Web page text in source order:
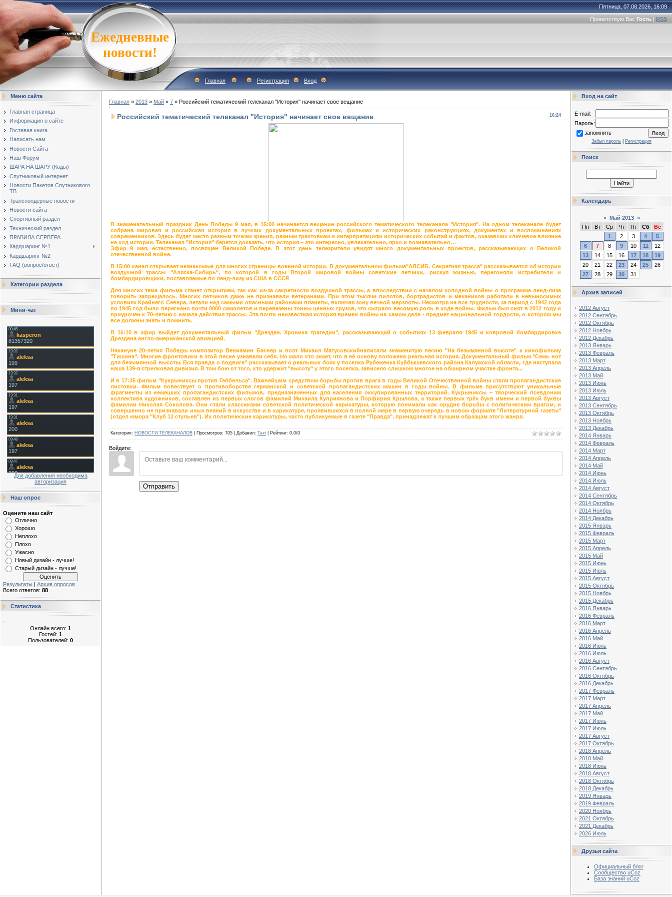
Ежедневные
новости!
Пятница, 07.08.2026, 16:09
Приветствую Вас Гость | RSS
Главная Регистрация Вход
Меню сайта
Главная страница
Информация о сайте
Гостевая книга
Написать нам.
Новости Сайта
Наш Форум
ШАРА НА ШАРУ (Коды)
Спутниковый интернет
Новости Пакетов Спутникового
ТВ
Транспондерные новости
Новости сайта
Спортивный раздел
Технический раздел.
ПРАВИЛА СЕРВЕРА
Кардшаринг №1
Кардшаринг №2
FAQ (вопрос/ответ)
Категории раздела
Мини-чат
Для добавления необходима
авторизация
Наш опрос
Оцените наш сайт
Отлично
Хорошо
Неплохо
Плохо
Ужасно
Новый дизайн - лучше!
Старый дизайн - лучше!
Результаты | Архив опросов
Всего ответов: 88
Статистика
Онлайн всего: 1
Гостей: 1
Пользователей: 0
Главная » 2013 » Май » 7 » Российский тематический телеканал "История" начинает свое вещание
16:24
Российский тематический телеканал "История" начинает свое вещание
В знаменательный праздник День Победы 9 мая, в 15:00 начинается вещание российского тематического телеканала "История". На одном телеканале будет
собрана мировая и российская история в лучших документальных проектах, фильмах и исторических реконструкциях, документах и воспоминаниях
современников. Здесь будет место разным точкам зрения, разным трактовкам и интерпретациям исторических событий и фактов, оказавших ключевое влияние
на ход истории. Телеканал "История" берется доказать, что история – это интересно, увлекательно, ярко и познавательно…
Эфир 9 мая, естественно, посвящен Великой Победе. В этот день телезрители увидят много документальных проектов, рассказывающих о Великой
отечественной войне.
В 15:00 канал открывает незнакомые для многих страницы военной истории. В документальном фильме"АЛСИБ. Секретная трасса" рассказывается об истории
воздушной трассы "Аляска-Сибирь", по которой в годы Второй мировой войны советские летчики, рискуя жизнью, перегоняли истребители и
бомбардировщики, поставляемые по ленд-лизу из США в СССР.
Для многих тема фильма станет открытием, так как из-за секретности воздушной трассы, а впоследствии с началом холодной войны о программе ленд-лиза
говорить запрещалось. Многих летчиков даже не признавали ветеранами. При этом тысячи пилотов, бортрадистов и механиков работали в невыносимых
условиях Крайнего Севера, летали над самыми опасными районами планеты, включая зону вечной мерзлоты. Несмотря на все трудности, за период с 1942 года
по 1945 год было перегнано почти 8000 самолетов и перевезены тонны ценных грузов, что сыграло весомую роль в ходе войны. Фильм был снят в 2012 году и
приурочен к 70-летию с начала действия трассы. Эта почти неизвестная история времен войны на самом деле - предмет национальной гордости, о котором мы
все должны знать и помнить.
В 16:10 в эфир выйдет документальный фильм "Дрезден. Хроника трагедии", рассказывающий о событиях 13 февраля 1945 и ковровой бомбардировке
Дрездена англо-американской авиацией.
Накануне 20-летия Победы композитор Вениамин Баснер и поэт Михаил Матусовскийнаписали знаменитую песню "На безымянной высоте" к кинофильму
"Тишина". Многие фронтовики в этой песне узнавали себя. Но мало кто знает, что в её основу положена реальная история. Документальный фильм "Семь нот
для безымянной высоты. Вся правда о подвиге" рассказывает о реальных боях у поселка Рубеженка Куйбышевского района Калужской области, где наступала
наша 139-я стрелковая дивизия. В том бою от того, кто удержит "высоту" у этого поселка, зависело слишком многое на обширном участке фронта...
И в 17:35 фильм "Кукрыниксы против Геббельса". Важнейшим средством борьбы против врага в годы Великой Отечественной войны стали пропагандистские
листовки. Фильм повествует о противоборстве германской и советской пропагандистских машин в годы войны. В фильме присутствуют уникальные
фрагменты из немецких пропагандистских фильмов, предназначенных для населения оккупированных территорий. Кукрыниксы – творческий псевдоним
коллектива художников, составлен из первых слогов фамилий Михаила Куприянова и Порфирия Крылова, а также первых трёх букв имени и первой буквы
фамилии Николая Соколова. Они стали классиками советской политической карикатуры, которую понимали как орудие борьбы с политическим врагом, и
совершенно не признавали иных веяний в искусстве и в карикатуре, проявившихся в полной мере в первую очередь в новом формате "Литературной газеты"
(отдел юмора "Клуб 12 стульев"). Их политические карикатуры, часто публикуемые в газете "Правда", принадлежат к лучшим образцам этого жанра.
Категория: НОВОСТИ ТЕЛЕКАНАЛОВ Просмотров: 705 Добавил: Taxi Рейтинг: 0.0/0
Войдите:
Отправить
Вход на сайт
E-mail:
Пароль:
запомнить
Забыл пароль Регистрация
Поиск
Календарь
« Май 2013 »
Пн
Вт Ср Чт Пт Сб
Вс
1
2 3 4
5
6
7 8 9 10 11
12
13
14 15 16 17 18
19
20
21 22 23 24 25
26
27
28 29 30 31
Архив записей
2012 Август
2012 Сентябрь
2012 Октябрь
2012 Ноябрь
2012 Декабрь
2013 Январь
2013 Февраль
2013 Март
2013 Апрель
2013 Май
2013 Июнь
2013 Июль
2013 Август
2013 Сентябрь
2013 Октябрь
2013 Ноябрь
2013 Декабрь
2014 Январь
2014 Февраль
2014 Март
2014 Апрель
2014 Май
2014 Июнь
2014 Июль
2014 Август
2014 Сентябрь
2014 Октябрь
2014 Ноябрь
2014 Декабрь
2015 Январь
2015 Февраль
2015 Март
2015 Апрель
2015 Май
2015 Июнь
2015 Июль
2015 Август
2015 Октябрь
2015 Ноябрь
2015 Декабрь
2016 Январь
2016 Февраль
2016 Март
2016 Апрель
2016 Май
2016 Июнь
2016 Июль
2016 Август
2016 Сентябрь
2016 Октябрь
2016 Декабрь
2017 Февраль
2017 Март
2017 Апрель
2017 Май
2017 Июнь
2017 Июль
2017 Август
2017 Октябрь
2018 Апрель
2018 Май
2018 Июнь
2018 Август
2018 Октябрь
2018 Декабрь
2019 Январь
2019 Февраль
2020 Ноябрь
2021 Октябрь
2021 Декабрь
2026 Июль
Друзья сайта
Официальный блог
Сообщество uCoz
База знаний uCoz